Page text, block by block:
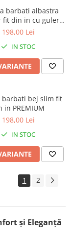
barbati albastra
fit din in cu guler
PREMIUM
198,00 Lei
IN STOC
barbati bej slim fit
in PREMIUM
198,00 Lei
IN STOC
1 2
și Eleganță